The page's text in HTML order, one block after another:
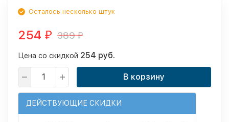
Осталось несколько штук
254 ₽ 389₽
Цена со скидкой 254 руб.
В корзину
ДЕЙСТВУЮЩИЕ СКИДКИ